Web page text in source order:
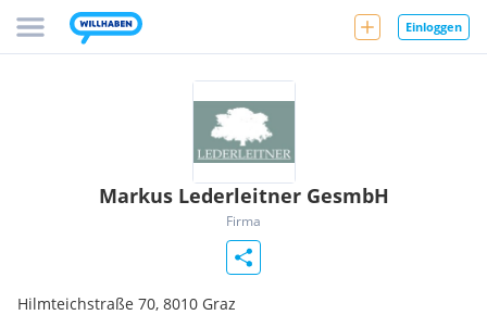
Einloggen
Markus Lederleitner GesmbH
Firma
Hilmteichstraße 70, 8010 Graz